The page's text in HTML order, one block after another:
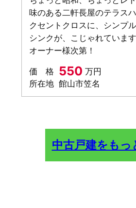
味のある二軒長屋のテラス
クセントクロスに、シンプ
シンクが、こじゃれていま
オーナー様次第！
価 格 550 万円
所在地 館山市笠名
中古戸建をもっ